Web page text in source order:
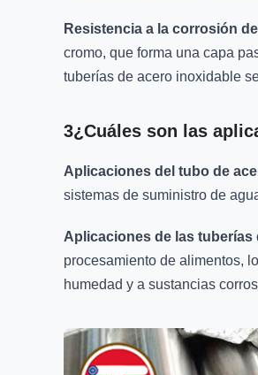
Resistencia a la corrosión
cromo, que forma una capa
tuberías de acero inoxidable
3¿Cuáles son las
Aplicaciones del tubo de
sistemas de suministro de
Aplicaciones de las tuberías
procesamiento de alimentos,
humedad y a sustancias